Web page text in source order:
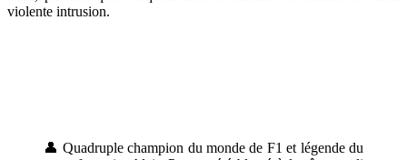
violente intrusion.
👤 Quadruple champion du monde de F1 et légende du